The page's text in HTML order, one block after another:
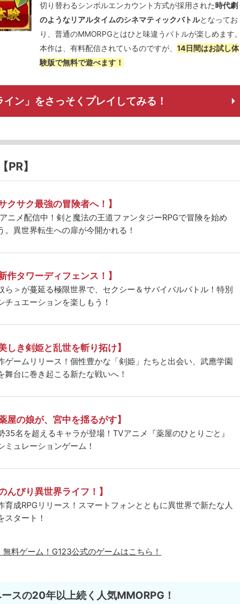
切り替わるシンボルエンカウント方式が採用された時代劇
のようなリアルタイムのシネマティックバトルとなってお
り、普通のMMORPGとはひと味違うバトルが楽しめます。
本作は、有料配信されているのですが、14日間はお試し体
験版で無料で遊べます！
イン」をさっそくプレイしてみる！
】
サクサク最強の冒険者へ！】
ニメ配信中！剣と魔法の王道ファンタジーRPGで冒険を始め
。異世界転生への扉が今開かれる！
新作タワーディフェンス！】
ら＞が蔓延る極限世界で、セクシー＆サバイバルバトル！特別
チュエーションを楽しもう！
美しき剣姫と乱世を斬り拓け】
ゲームリリース！個性豊かな「剣姫」たちと出会い、武應学園
舞台に巻き起こる新たな戦いへ！
薬屋の娘が、宮中を揺るがす】
35名を超えるキャラが登場！TVアニメ『薬屋のひとりごと』
ミュレーションゲーム！
のんびり異世界ライフ！】
育成RPGリリース！スマートフォンとともに異世界で新たな人
スタート！
料ゲーム！ G123公式のゲームはこちら！
スの20年以上続く人気MMORPG！